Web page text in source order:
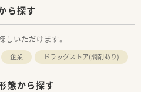
ら探す
いただけます。
企業 ドラッグストア(調剤あり)
態から探す